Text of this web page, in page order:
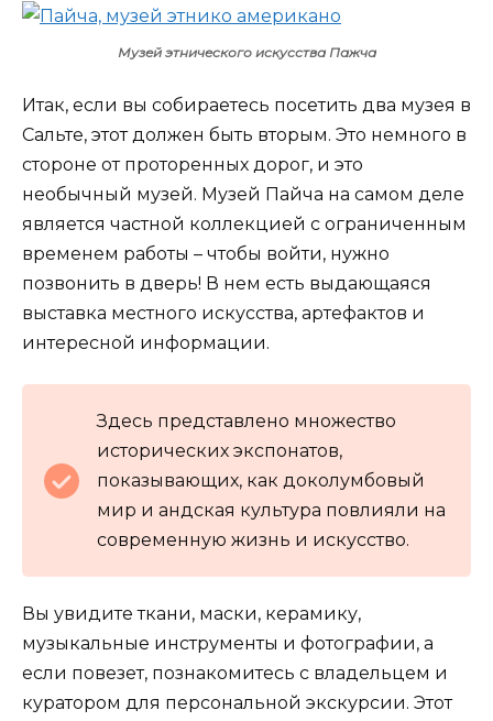
Музей этнического искусства Пажча
Итак, если вы собираетесь посетить два музея в
Сальте, этот должен быть вторым. Это немного в
стороне от проторенных дорог, и это
необычный музей. Музей Пайча на самом деле
является частной коллекцией с ограниченным
временем работы – чтобы войти, нужно
позвонить в дверь! В нем есть выдающаяся
выставка местного искусства, артефактов и
интересной информации.
Здесь представлено множество
исторических экспонатов,
показывающих, как доколумбовый
мир и андская культура повлияли на
современную жизнь и искусство.
Вы увидите ткани, маски, керамику,
музыкальные инструменты и фотографии, а
если повезет, познакомитесь с владельцем и
куратором для персональной экскурсии. Этот